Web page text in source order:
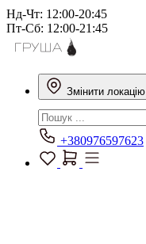
Нд-Чт: 12:00-20:45
Пт-Сб: 12:00-21:45
Змінити локацію
+380976597623